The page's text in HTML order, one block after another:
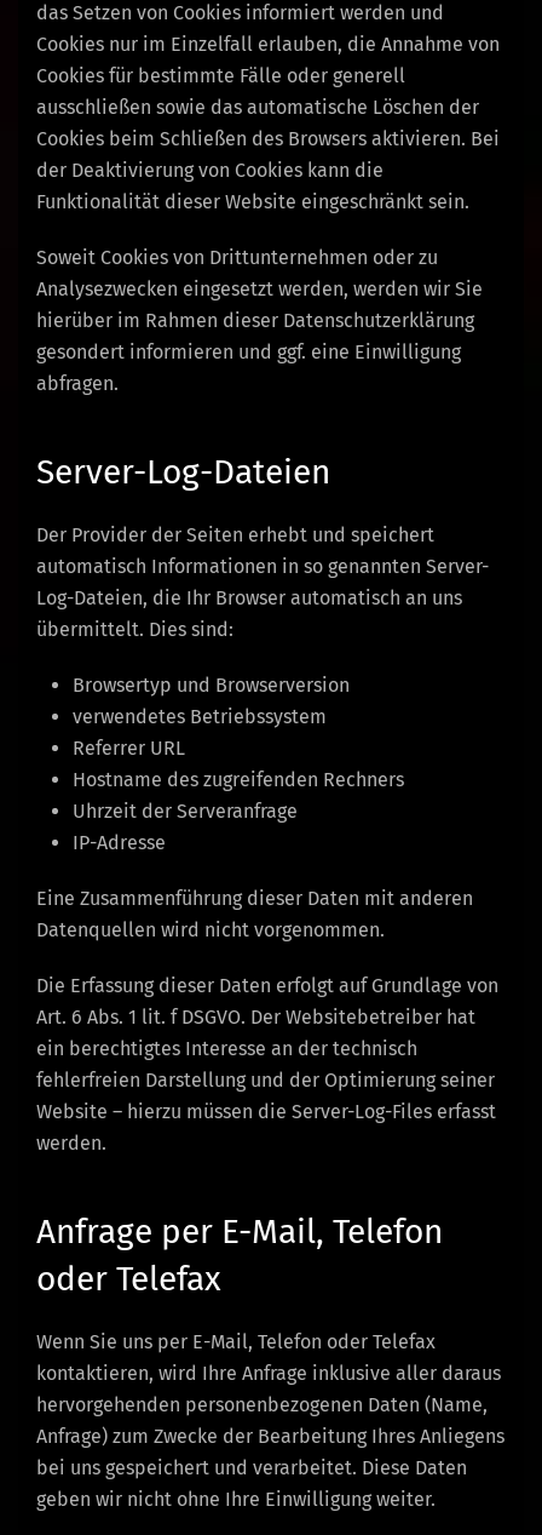
das Setzen von Cookies informiert werden und
Cookies nur im Einzelfall erlauben, die Annahme von
Cookies für bestimmte Fälle oder generell
ausschließen sowie das automatische Löschen der
Cookies beim Schließen des Browsers aktivieren. Bei
der Deaktivierung von Cookies kann die
Funktionalität dieser Website eingeschränkt sein.
Soweit Cookies von Drittunternehmen oder zu
Analysezwecken eingesetzt werden, werden wir Sie
hierüber im Rahmen dieser Datenschutzerklärung
gesondert informieren und ggf. eine Einwilligung
abfragen.
Server-Log-Dateien
Der Provider der Seiten erhebt und speichert
automatisch Informationen in so genannten Server-
Log-Dateien, die Ihr Browser automatisch an uns
übermittelt. Dies sind:
Browsertyp und Browserversion
verwendetes Betriebssystem
Referrer URL
Hostname des zugreifenden Rechners
Uhrzeit der Serveranfrage
IP-Adresse
Eine Zusammenführung dieser Daten mit anderen
Datenquellen wird nicht vorgenommen.
Die Erfassung dieser Daten erfolgt auf Grundlage von
Art. 6 Abs. 1 lit. f DSGVO. Der Websitebetreiber hat
ein berechtigtes Interesse an der technisch
fehlerfreien Darstellung und der Optimierung seiner
Website – hierzu müssen die Server-Log-Files erfasst
werden.
Anfrage per E-Mail, Telefon
oder Telefax
Wenn Sie uns per E-Mail, Telefon oder Telefax
kontaktieren, wird Ihre Anfrage inklusive aller daraus
hervorgehenden personenbezogenen Daten (Name,
Anfrage) zum Zwecke der Bearbeitung Ihres Anliegens
bei uns gespeichert und verarbeitet. Diese Daten
geben wir nicht ohne Ihre Einwilligung weiter.